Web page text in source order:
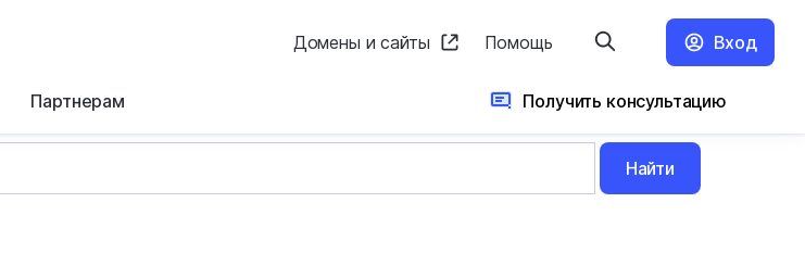
Домены и сайты Помощь Вход
Партнерам Получить консультацию
Найти